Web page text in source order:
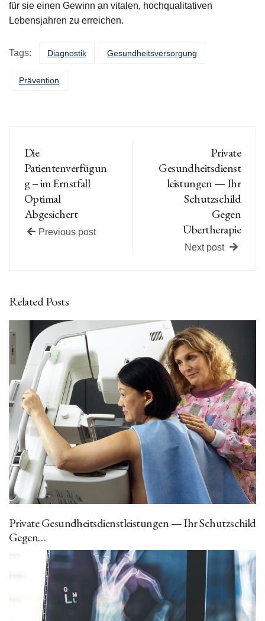
für sie einen Gewinn an vitalen, hochqualitativen
Lebensjahren zu erreichen.
Tags: Diagnostik Gesundheitsversorgung
Prävention
Die
Patientenverfügun
g – im Ernstfall
Optimal
Abgesichert
Previous post
Private
Gesundheitsdienst
leistungen — Ihr
Schutzschild
Gegen
Übertherapie
Next post
Related Posts
Private Gesundheitsdienstleistungen — Ihr Schutzschild
Gegen…